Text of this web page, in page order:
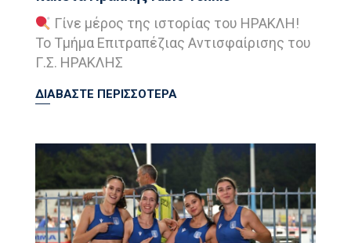
Γίνε μέρος της ιστορίας του ΗΡΑΚΛΗ!
Το Τμήμα Επιτραπέζιας Αντισφαίρισης του
Γ.Σ. ΗΡΑΚΛΗΣ
ΔΙΑΒΑΣΤΕ ΠΕΡΙΣΣΟΤΕΡΑ